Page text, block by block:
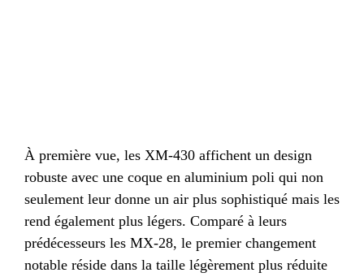
À première vue, les XM-430 affichent un design
robuste avec une coque en aluminium poli qui non
seulement leur donne un air plus sophistiqué mais les
rend également plus légers. Comparé à leurs
prédécesseurs les MX-28, le premier changement
notable réside dans la taille légèrement plus réduite